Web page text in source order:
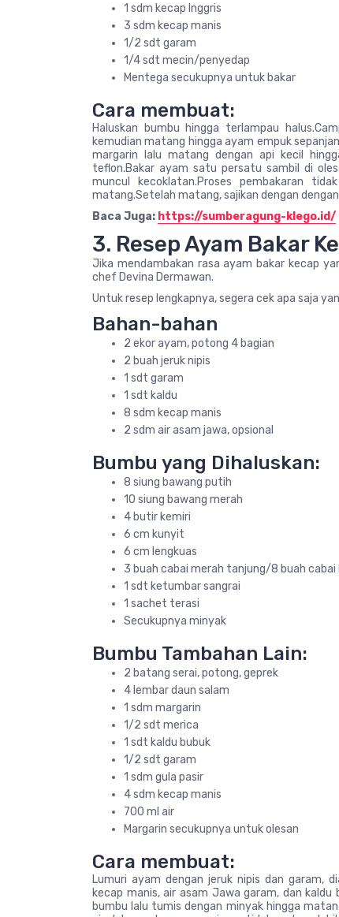
1 sdm kecap Inggris
3 sdm kecap manis
1/2 sdt garam
1/4 sdt mecin/penyedap
Mentega secukupnya untuk bakar
Cara membuat:
Haluskan bumbu hingga terlampau
kemudian matang hingga ayam empuk
margarin lalu matang dengan api kecil
teflon.Bakar ayam satu persatu sambil di
muncul kecoklatan.Proses pembakaran
matang.Setelah matang, sajikan dengan dengan
Baca Juga: https://sumberagung-klego.id/
3. Resep Ayam Bakar
Jika mendambakan rasa ayam bakar kecap
chef Devina Dermawan.
Untuk resep lengkapnya, segera cek apa saja
Bahan-bahan
2 ekor ayam, potong 4 bagian
2 buah jeruk nipis
1 sdt garam
1 sdt kaldu
8 sdm kecap manis
2 sdm air asam jawa, opsional
Bumbu yang Dihaluskan:
8 siung bawang putih
10 siung bawang merah
4 butir kemiri
6 cm kunyit
6 cm lengkuas
3 buah cabai merah tanjung/8 buah cabai
1 sdt ketumbar sangrai
1 sachet terasi
Secukupnya minyak
Bumbu Tambahan Lain:
2 batang serai, potong, geprek
4 lembar daun salam
1 sdm margarin
1/2 sdt merica
1 sdt kaldu bubuk
1/2 sdt garam
1 sdm gula pasir
4 sdm kecap manis
700 ml air
Margarin secukupnya untuk olesan
Cara membuat:
Lumuri ayam dengan jeruk nipis dan garam,
kecap manis, air asam Jawa garam, dan
bumbu lalu tumis dengan minyak hingga